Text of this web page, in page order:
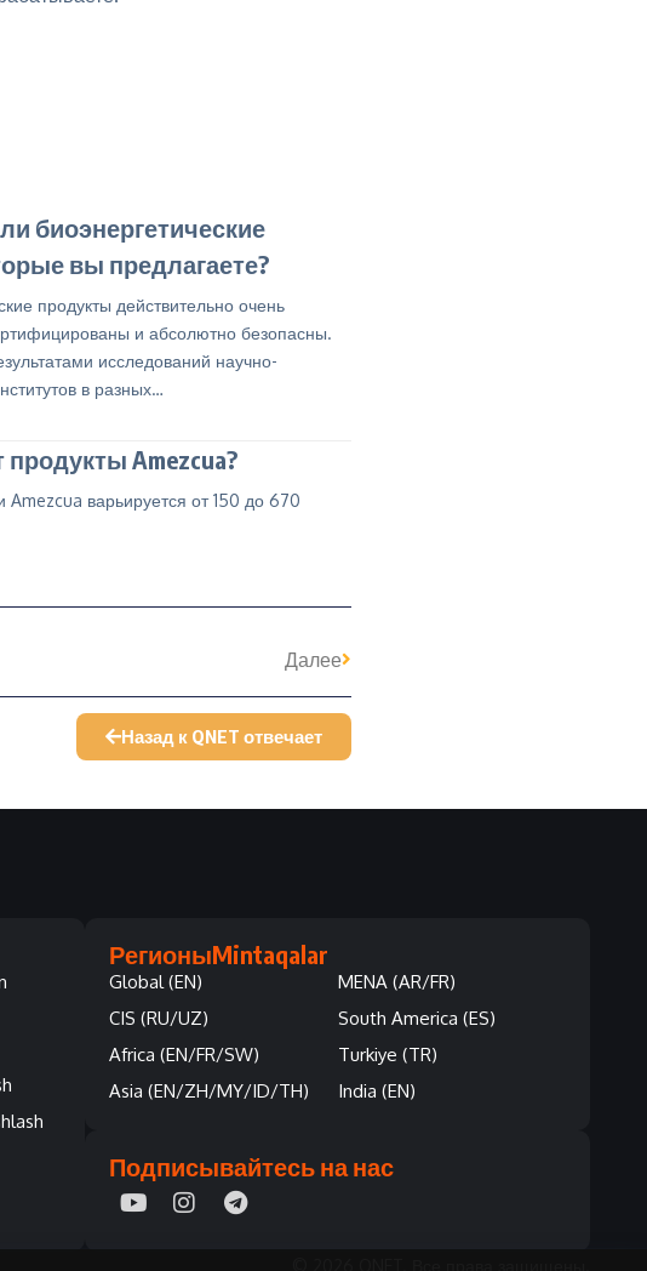
биоэнергетические
вы предлагаете?
продукты действительно очень
и абсолютно безопасны.
исследований научно-
в разных…
Amezcua?
Amezcua варьируется от 150 до 670
Далее
Назад к QNET отвечает
РегионыMintaqalar
Global (EN)
CIS (RU/UZ)
Africa (EN/FR/SW)
Asia (EN/ZH/MY/ID/TH)
MENA (AR/FR)
South America (ES)
Turkiye (TR)
India (EN)
Подписывайтесь на нас